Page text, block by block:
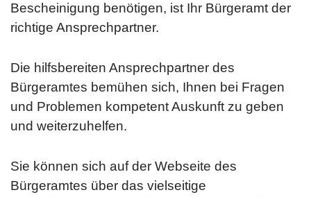
Bescheinigung benötigen, ist Ihr Bürgeramt der
richtige Ansprechpartner.
Die hilfsbereiten Ansprechpartner des
Bürgeramtes bemühen sich, Ihnen bei Fragen
und Problemen kompetent Auskunft zu geben
und weiterzuhelfen.
Sie können sich auf der Webseite des
Bürgeramtes über das vielseitige